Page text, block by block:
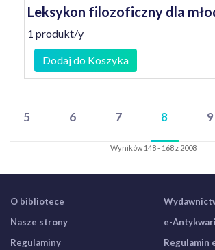
Leksykon filozoficzny dla
1 produkt/y
Dodaj do Koszyka
5 6 7 8 9
Wyników 148 - 168 z 2008
O bibliotece
Nasze strony
Regulaminy
e-
Regulamin